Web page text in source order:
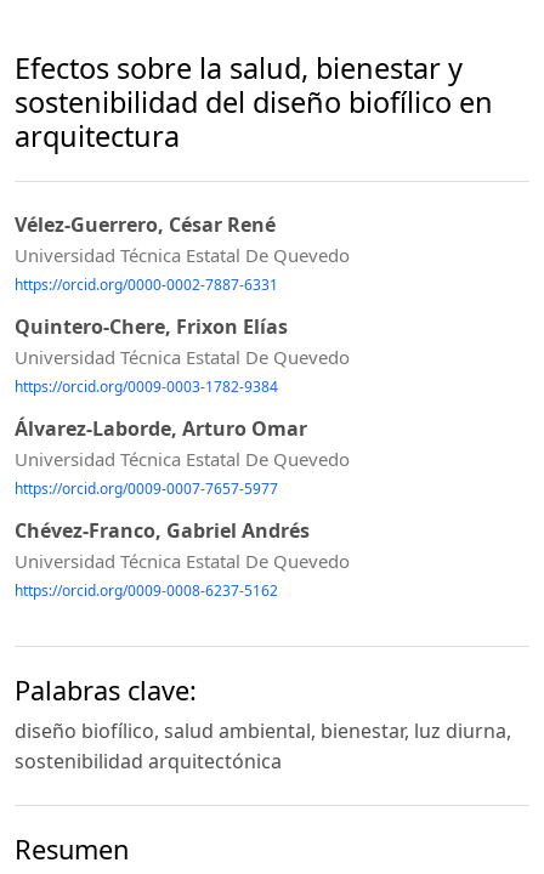
Efectos sobre la salud, bienestar y
sostenibilidad del diseño biofílico en
arquitectura
Vélez-Guerrero, César René
Universidad Técnica Estatal De Quevedo
https://orcid.org/0000-0002-7887-6331
Quintero-Chere, Frixon Elías
Universidad Técnica Estatal De Quevedo
https://orcid.org/0009-0003-1782-9384
Álvarez-Laborde, Arturo Omar
Universidad Técnica Estatal De Quevedo
https://orcid.org/0009-0007-7657-5977
Chévez-Franco, Gabriel Andrés
Universidad Técnica Estatal De Quevedo
https://orcid.org/0009-0008-6237-5162
Palabras clave:
diseño biofílico, salud ambiental, bienestar, luz diurna,
sostenibilidad arquitectónica
Resumen